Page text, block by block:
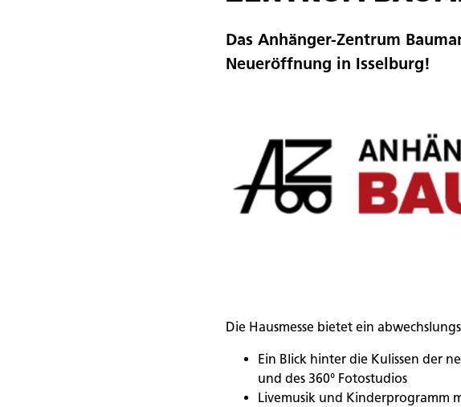
Das Anhänger-Zentrum
Neueröffnung in Isselburg!
Die Hausmesse bietet ein
Ein Blick hinter die Kulissen der
und des 360° Fotostudios
Livemusik und Kinderprogramm